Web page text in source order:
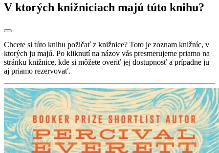
V ktorých knižniciach majú túto knihu?
Chcete si túto knihu požičať z knižnice? Toto je zoznam knižníc, v
ktorých ju majú. Po kliknutí na názov vás presmerujeme priamo na
stránku knižnice, kde si môžete overiť jej dostupnosť a prípadne ju
aj priamo rezervovať.